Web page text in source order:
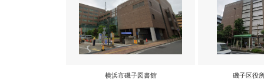
横浜市磯子図書館 磯子区役